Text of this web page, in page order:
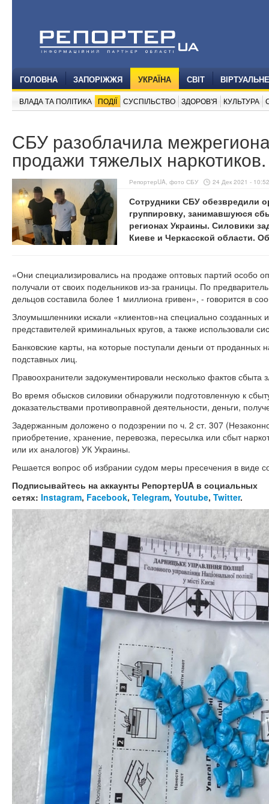
ГОЛОВНА ЗАПОРІЖЖЯ УКРАЇНА СВІТ
ВЛАДА ТА ПОЛІТИКА ПОДІЇ СУСПІЛЬСТВО ЗДОРОВ'Я КУЛЬТУРА
СБУ разоблачила
продажи тяжелых
РепортерUA, фото СБУ 24 Дек 2021 - 10:52
Сотрудники СБУ обезвредили
группировку, занимавшуюся
регионах Украины. Силовики
Киеве и Черкасской области.
«Они специализировались на продаже оптовых партий особо
получали от своих подельников из-за границы. По
дельцов составила более 1 миллиона гривен», - говорится в
Злоумышленники искали «клиентов»на специально созданных
представителей криминальных кругов, а также использовали
Банковские карты, на которые поступали деньги от
подставных лиц.
Правоохранители задокументировали несколько фактов
Во время обысков силовики обнаружили подготовленную к
доказательствами противоправной деятельности, деньги,
Задержанным доложено о подозрении по ч. 2 ст. 307
приобретение, хранение, перевозка, пересылка или сбыт
или их аналогов) УК Украины.
Решается вопрос об избрании судом меры пресечения в виде
Подписывайтесь на аккаунты РепортерUA в социальных
сетях: Instagram, Facebook, Telegram, Youtube, Twitter.